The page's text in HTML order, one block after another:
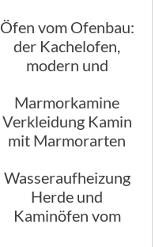
Öfen vom Ofenbau:
der Kachelofen,
modern und
Marmorkamine
Verkleidung Kamin
mit Marmorarten
Wasseraufheizung
Herde und
Kaminöfen vom